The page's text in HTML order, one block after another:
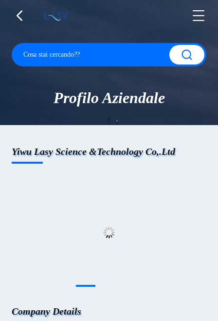
Profilo Aziendale
Yiwu Lasy Science &Technology Co,.Ltd
Company Details